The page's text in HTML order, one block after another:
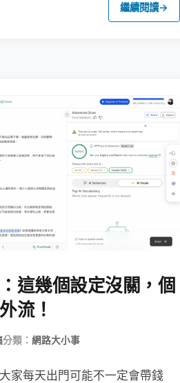
繼續閱讀→
這幾個設定沒關，個
流！
分類： 網路大小事
家每天出門可能不一定會帶錢